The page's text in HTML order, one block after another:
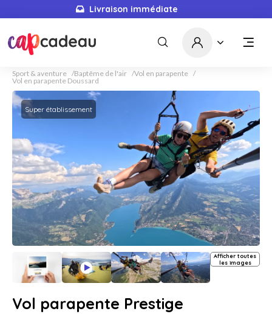
Livraison immédiate
Sport & aventure Baptême de l'air
Vol en parapente
Vol en parapente Doussard
Super établissement
Afficher toutes
les images
Vol parapente Prestige